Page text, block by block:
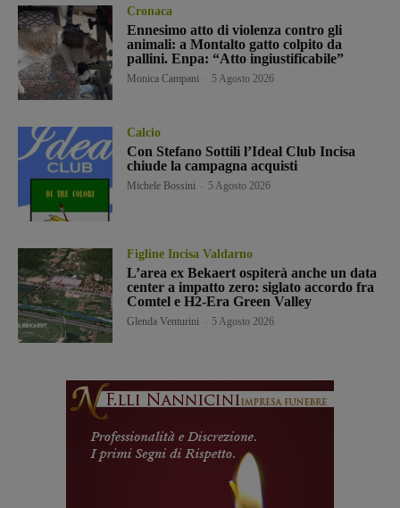
Cronaca
Ennesimo atto di violenza contro gli
animali: a Montalto gatto colpito da
pallini. Enpa: “Atto ingiustificabile”
Monica Campani 5 Agosto 2026
Calcio
Con Stefano Sottili l’Ideal Club Incisa
chiude la campagna acquisti
Michele Bossini 5 Agosto 2026
Figline Incisa Valdarno
L’area ex Bekaert ospiterà anche un data
center a impatto zero: siglato accordo fra
Comtel e H2-Era Green Valley
Glenda Venturini 5 Agosto 2026